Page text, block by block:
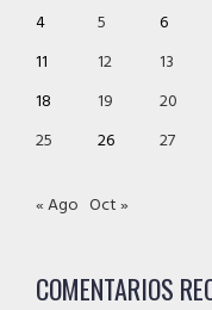
4
5 6
11
12 13
18
19 20
25
26 27
« Ago Oct »
COMENTARIOS